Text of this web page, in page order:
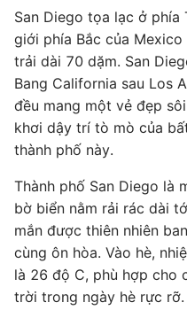
San Diego tọa lạc ở phía
giới phía Bắc của
trải dài 70 dặm. San
Bang California sau Los
đều mang một vẻ đẹp
khơi dậy trí tò mò của
thành phố này.
Thành phố San Diego là
bờ biển nằm rải rác dài
mắn được thiên nhiên
cùng ôn hòa. Vào hè,
là 26 độ C, phù hợp cho
trời trong ngày hè rực